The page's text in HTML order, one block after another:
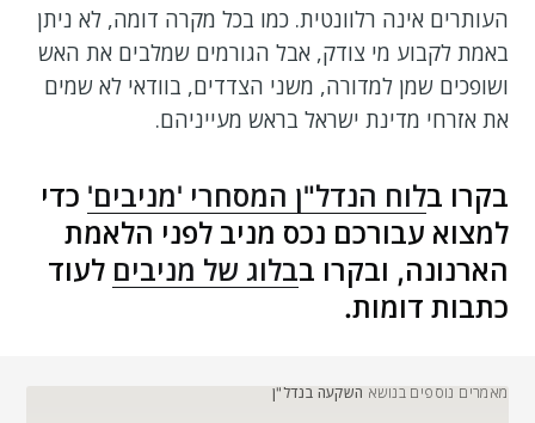
העותרים אינה רלוונטית. כמו בכל מקרה דומה, לא ניתן
באמת לקבוע מי צודק, אבל הגורמים שמלבים את האש
ושופכים שמן למדורה, משני הצדדים, בוודאי לא שמים
את אזרחי מדינת ישראל בראש מעייניהם.
בקרו בלוח הנדל"ן המסחרי 'מניבים' כדי
למצוא עבורכם נכס מניב לפני הלאמת
הארנונה, ובקרו בבלוג של מניבים לעוד
כתבות דומות.
מאמרים נוספים בנושא השקעה בנדל"ן